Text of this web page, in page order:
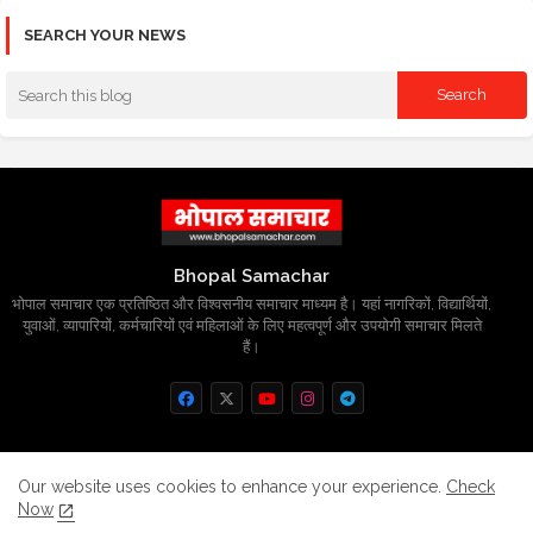
SEARCH YOUR NEWS
Bhopal Samachar
भोपाल समाचार एक प्रतिष्ठित और विश्वसनीय समाचार माध्यम है। यहां नागरिकों, विद्यार्थियों,
युवाओं, व्यापारियों, कर्मचारियों एवं महिलाओं के लिए महत्वपूर्ण और उपयोगी समाचार मिलते
हैं।
Home About Contact us
Privacy Policy
Our website uses cookies to enhance your experience. Check
Now